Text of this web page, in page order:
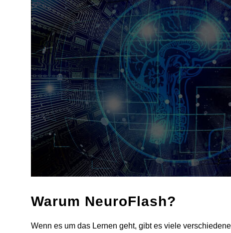
Warum NeuroFlash?
Wenn es um das Lernen geht, gibt es viele